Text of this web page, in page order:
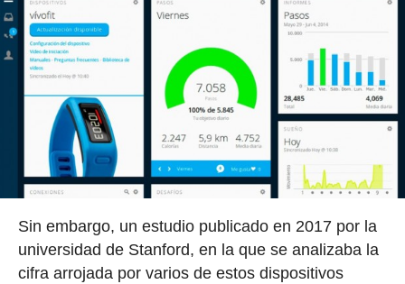
Sin embargo, un estudio publicado en 2017 por la
universidad de Stanford, en la que se analizaba la
cifra arrojada por varios de estos dispositivos